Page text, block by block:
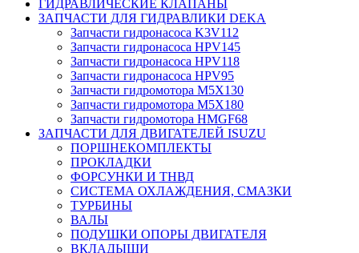
ГИДРАВЛИЧЕСКИЕ КЛАПАНЫ
ЗАПЧАСТИ ДЛЯ ГИДРАВЛИКИ DEKA
Запчасти гидронасоса K3V112
Запчасти гидронасоса HPV145
Запчасти гидронасоса HPV118
Запчасти гидронасоса HPV95
Запчасти гидромотора M5X130
Запчасти гидромотора M5X180
Запчасти гидромотора HMGF68
ЗАПЧАСТИ ДЛЯ ДВИГАТЕЛЕЙ ISUZU
ПОРШНЕКОМПЛЕКТЫ
ПРОКЛАДКИ
ФОРСУНКИ И ТНВД
СИСТЕМА ОХЛАЖДЕНИЯ, СМАЗКИ
ТУРБИНЫ
ВАЛЫ
ПОДУШКИ ОПОРЫ ДВИГАТЕЛЯ
ВКЛАДЫШИ